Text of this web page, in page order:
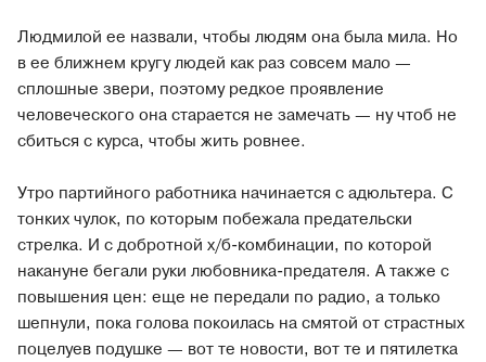
Людмилой ее назвали, чтобы людям она была мила. Но
в ее ближнем кругу людей как раз совсем мало —
сплошные звери, поэтому редкое проявление
человеческого она старается не замечать — ну чтоб не
сбиться с курса, чтобы жить ровнее.
Утро партийного работника начинается с адюльтера. С
тонких чулок, по которым побежала предательски
стрелка. И с добротной х/б-комбинации, по которой
накануне бегали руки любовника-предателя. А также с
повышения цен: еще не передали по радио, а только
шепнули, пока голова покоилась на смятой от страстных
поцелуев подушке — вот те новости, вот те и пятилетка